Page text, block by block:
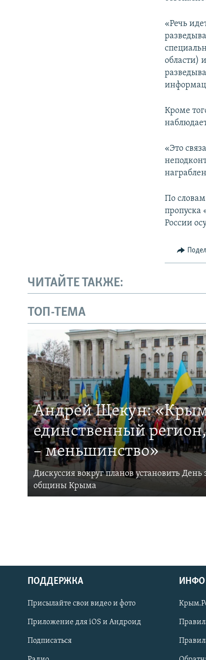
Українською
Qırımtatar
ПРИСОЕДИНЯЙТЕСЬ!
«Речь
области)
Кроме
«Это
По
пропуска
России
ЧИТАЙТЕ ТАКЖЕ:
ТОП-ТЕМА
Андрей Щекун:
единственный
– меньшинство»
Дискуссия вокруг планов установить
общины Крыма
ПОДДЕРЖКА
Присылайте свои видео и фото
Приложение для iOS и Андроид
Подписаться
ИНФО